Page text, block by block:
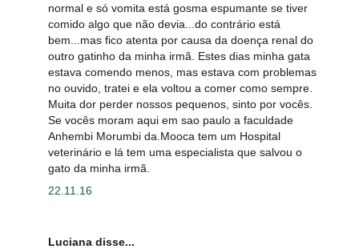
normal e só vomita está gosma espumante se tiver
comido algo que não devia...do contrário está
bem...mas fico atenta por causa da doença renal do
outro gatinho da minha irmã. Estes dias minha gata
estava comendo menos, mas estava com problemas
no ouvido, tratei e ela voltou a comer como sempre.
Muita dor perder nossos pequenos, sinto por vocês.
Se vocês moram aqui em sao paulo a faculdade
Anhembi Morumbi da.Mooca tem um Hospital
veterinário e lá tem uma especialista que salvou o
gato da minha irmã.
22.11.16
Luciana disse...